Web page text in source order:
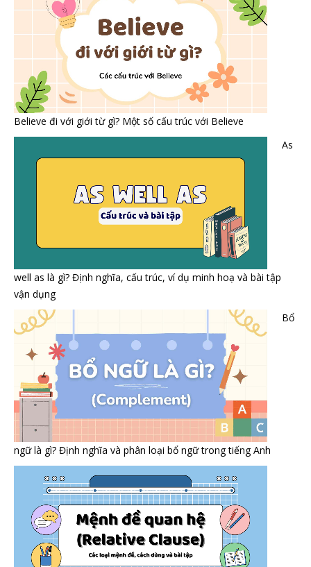
Believe đi với giới từ gì? Một số cấu trúc với Believe
As
well as là gì? Định nghĩa, cấu trúc, ví dụ minh hoạ và bài tập
vận dụng
Bổ
ngữ là gì? Định nghĩa và phân loại bổ ngữ trong tiếng Anh